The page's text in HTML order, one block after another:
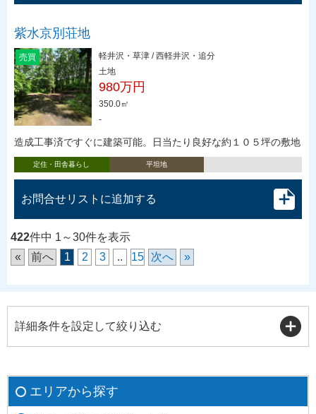
紫水京別荘地
売買
軽井沢・草津 / 西軽井沢・追分
土地
980万円
350.0㎡
-
造成工事済ですぐに建築可能。日当たり良好な約１０５坪の敷地
定住・田舎暮らし 平坦地
お問合せリストに追加する
422件中 1～30件を表示
«
前へ 1 2 3 .. 15 次へ »
詳細条件を設定して絞り込む
エリアから探す